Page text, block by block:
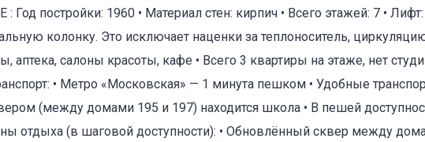
постройки: 1960 • Материал стен: кирпич • Всего этажей: 7 •
колонку. Это исключает наценки за теплоноситель,
аптека, салоны красоты, кафе • Всего 3 квартиры на этаже, нет
• Метро «Московская» — 1 минута пешком • Удобные
(между домами 195 и 197) находится школа • В пешей
отдыха (в шаговой доступности): • Обновлённый сквер между
Ваше имя
E-mail*